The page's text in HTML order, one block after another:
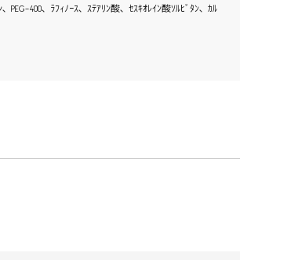
PEG-400､ ﾗﾌｨﾉｰｽ､ ｽﾃｱﾘﾝ酸､ ｾｽｷｵﾚｲﾝ酸ｿﾙﾋﾞﾀﾝ､ ｶﾙ